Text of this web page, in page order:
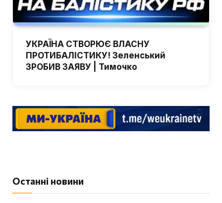
УКРАЇНА СТВОРЮЄ ВЛАСНУ
ПРОТИБАЛІСТИКУ! Зеленський
ЗРОБИВ ЗАЯВУ | Тимочко
Останні новини